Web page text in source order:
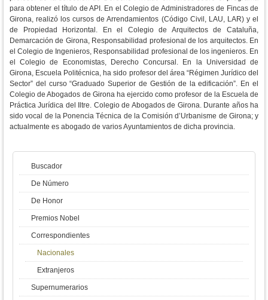
para obtener el título de API. En el Colegio de Administradores de Fincas de
Girona, realizó los cursos de Arrendamientos (Código Civil, LAU, LAR) y el
de Propiedad Horizontal. En el Colegio de Arquitectos de Cataluña,
Demarcación de Girona, Responsabilidad profesional de los arquitectos. En
el Colegio de Ingenieros, Responsabilidad profesional de los ingenieros. En
el Colegio de Economistas, Derecho Concursal. En la Universidad de
Girona, Escuela Politécnica, ha sido profesor del área “Régimen Jurídico del
Sector” del curso “Graduado Superior de Gestión de la edificación”. En el
Colegio de Abogados de Girona ha ejercido como profesor de la Escuela de
Práctica Jurídica del Iltre. Colegio de Abogados de Girona. Durante años ha
sido vocal de la Ponencia Técnica de la Comisión d’Urbanisme de Girona; y
actualmente es abogado de varios Ayuntamientos de dicha provincia.
Buscador
De Número
De Honor
Premios Nobel
Correspondientes
Nacionales
Extranjeros
Supernumerarios